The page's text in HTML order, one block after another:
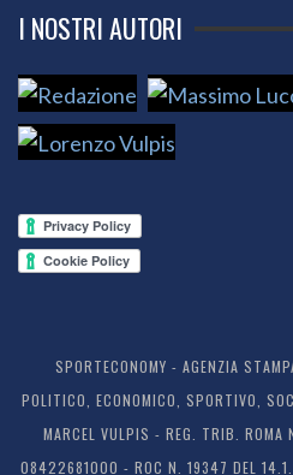
I NOSTRI AUTORI
SPORTECONOMY - AGENZIA
POLITICO, ECONOMICO, SPORTIVO,
MARCEL VULPIS - REG. TRIB.
08422681000 - ROC N. 19347 DEL